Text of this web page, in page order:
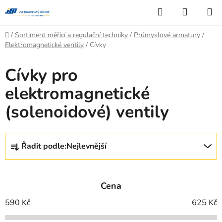
na
obsah
Hledat
KOŠÍK
Domů
/ Sortiment měřicí a regulační techniky / Průmyslové armatury /
Elektromagnetické ventily / Cívky
Cívky pro
elektromagnetické
(solenoidové) ventily
Ř
z
í
p
Řadit podle:Nejlevnější
Cena
590 Kč 625 Kč